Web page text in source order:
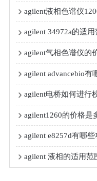
agilent液相色谱仪
agilent 34972a的适
agilent气相色谱仪的
agilent advancebio有
agilent电桥如何进行
agilent1260的价格是
agilent e8257d有哪些
agilent 液相的适用范